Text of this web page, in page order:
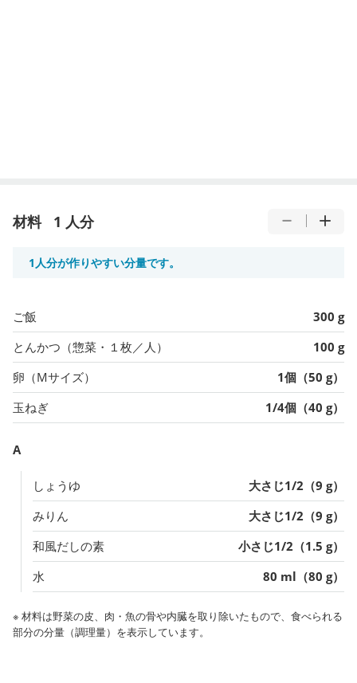
材料 1 人分
1人分が作りやすい分量です。
ご飯
300 g
とんかつ（惣菜・１枚／人）
100 g
卵（Mサイズ）
1個（50 g）
玉ねぎ
1/4個（40 g）
A
しょうゆ
大さじ1/2（9 g）
みりん
大さじ1/2（9 g）
和風だしの素
小さじ1/2（1.5 g）
水
80 ml（80 g）
※ 材料は野菜の皮、肉・魚の骨や内臓を取り除いたもので、食べられる
部分の分量（調理量）を表示しています。